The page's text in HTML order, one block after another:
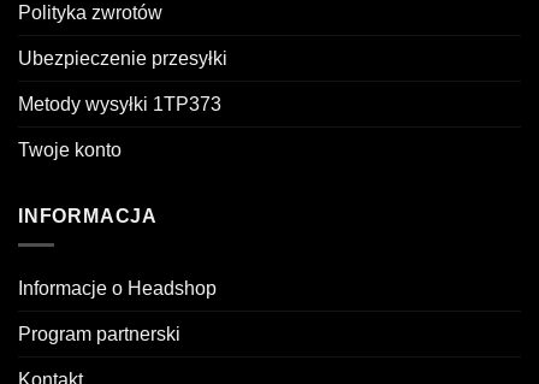
Polityka zwrotów
Ubezpieczenie przesyłki
Metody wysyłki 1TP373
Twoje konto
INFORMACJA
Informacje o Headshop
Program partnerski